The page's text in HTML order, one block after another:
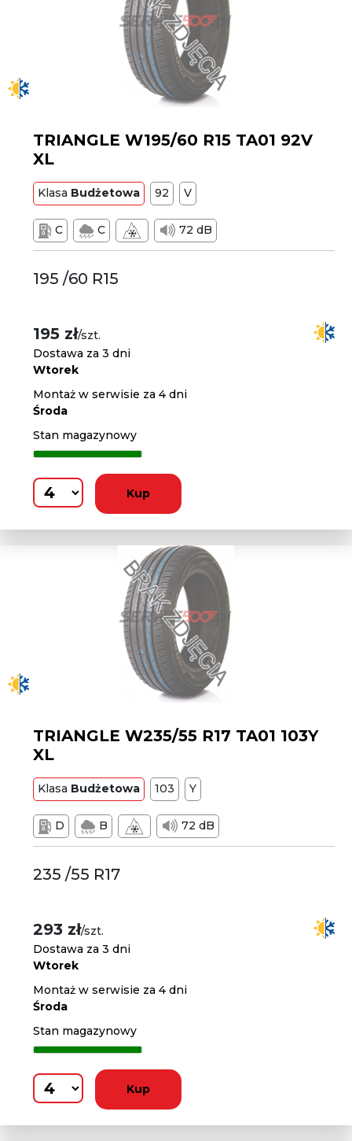
TRIANGLE W195/60 R15 TA01 92V
XL
Klasa Budżetowa 92 V
C C 72 dB
195 /60 R15
195 zł/szt.
Dostawa za 3 dni
Wtorek
Montaż w serwisie za 4 dni
Środa
Stan magazynowy
Kup
TRIANGLE W235/55 R17 TA01 103Y
XL
Klasa Budżetowa 103 Y
D B 72 dB
235 /55 R17
293 zł/szt.
Dostawa za 3 dni
Wtorek
Montaż w serwisie za 4 dni
Środa
Stan magazynowy
Kup